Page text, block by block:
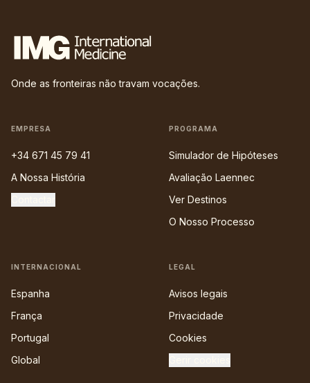
Onde as fronteiras não travam vocações.
EMPRESA
+34 671 45 79 41
A Nossa História
PROGRAMA
Simulador de Hipóteses
Avaliação Laennec
Ver Destinos
O Nosso Processo
INTERNACIONAL
Espanha
França
Portugal
Global
LEGAL
Avisos legais
Privacidade
Cookies